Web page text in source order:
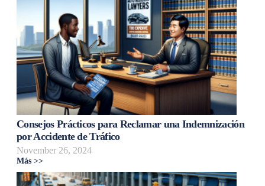
Consejos Prácticos para Reclamar una Indemnización
por Accidente de Tráfico
November 26, 2024
Más >>